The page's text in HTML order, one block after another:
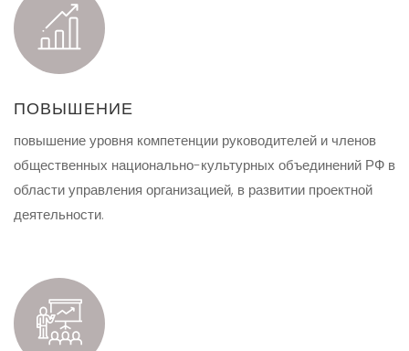
ПОВЫШЕНИЕ
повышение уровня компетенции руководителей и членов
общественных национально-культурных объединений РФ в
области управления организацией, в развитии проектной
деятельности.